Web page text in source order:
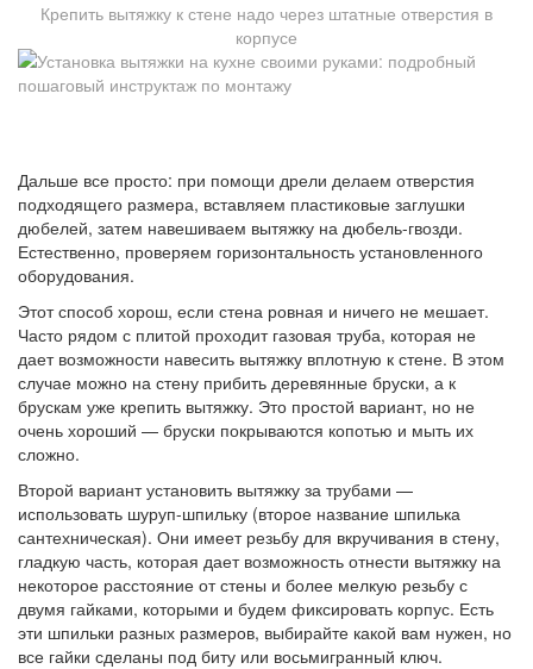
Крепить вытяжку к стене надо через штатные отверстия в
корпусе
Дальше все просто: при помощи дрели делаем отверстия
подходящего размера, вставляем пластиковые заглушки
дюбелей, затем навешиваем вытяжку на дюбель-гвозди.
Естественно, проверяем горизонтальность установленного
оборудования.
Этот способ хорош, если стена ровная и ничего не мешает.
Часто рядом с плитой проходит газовая труба, которая не
дает возможности навесить вытяжку вплотную к стене. В этом
случае можно на стену прибить деревянные бруски, а к
брускам уже крепить вытяжку. Это простой вариант, но не
очень хороший — бруски покрываются копотью и мыть их
сложно.
Второй вариант установить вытяжку за трубами —
использовать шуруп-шпильку (второе название шпилька
сантехническая). Они имеет резьбу для вкручивания в стену,
гладкую часть, которая дает возможность отнести вытяжку на
некоторое расстояние от стены и более мелкую резьбу с
двумя гайками, которыми и будем фиксировать корпус. Есть
эти шпильки разных размеров, выбирайте какой вам нужен, но
все гайки сделаны под биту или восьмигранный ключ.